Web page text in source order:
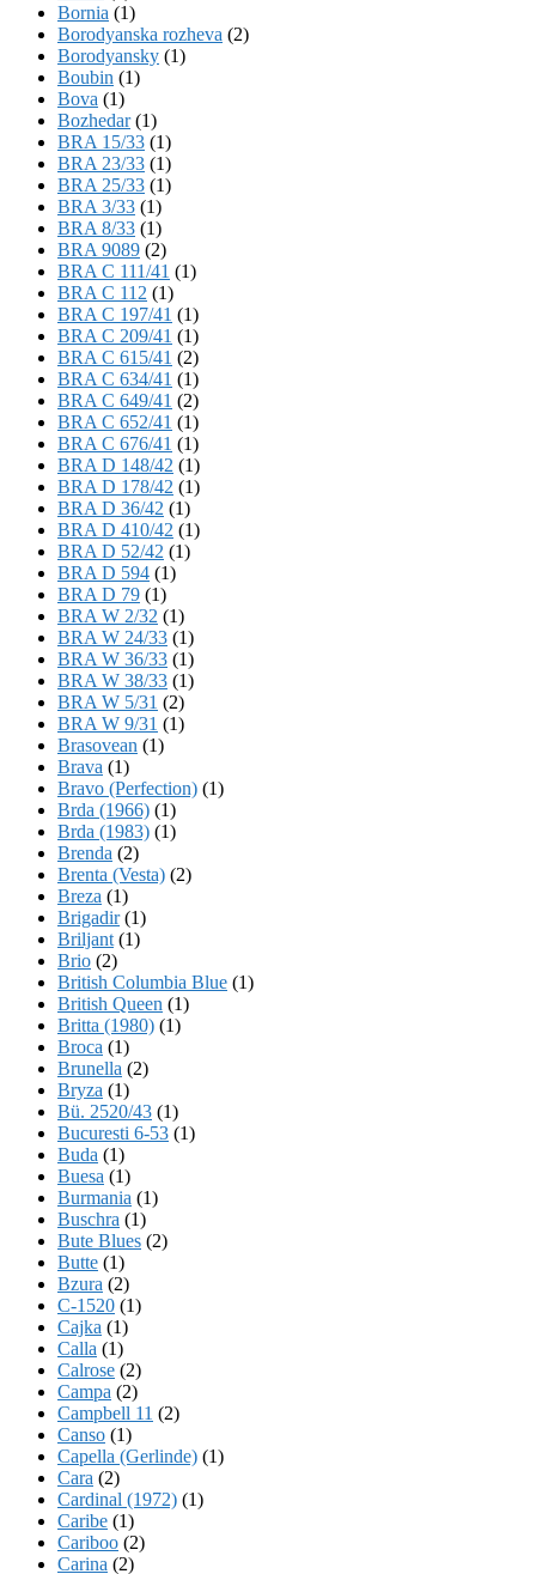
Bornia (1)
Borodyanska rozheva (2)
Borodyansky (1)
Boubin (1)
Bova (1)
Bozhedar(1)
BRA 15/33 (1)
BRA 23/33 (1)
BRA 25/33 (1)
BRA 3/33 (1)
BRA 8/33 (1)
BRA 9089 (2)
BRA C 111/41 (1)
BRA C 112 (1)
BRA C 197/41 (1)
BRA C 209/41 (1)
BRA C 615/41 (2)
BRA C 634/41 (1)
BRA C 649/41 (2)
BRA C 652/41 (1)
BRA C 676/41 (1)
BRA D 148/42 (1)
BRA D 178/42 (1)
BRA D 36/42 (1)
BRA D 410/42 (1)
BRA D 52/42 (1)
BRA D 594 (1)
BRA D 79 (1)
BRA W 2/32 (1)
BRA W 24/33 (1)
BRA W 36/33 (1)
BRA W 38/33 (1)
BRA W 5/31 (2)
BRA W 9/31 (1)
Brasovean (1)
Brava (1)
Bravo (Perfection) (1)
Brda (1966) (1)
Brda (1983) (1)
Brenda (2)
Brenta (Vesta) (2)
Breza (1)
Brigadir(1)
Briljant (1)
Brio (2)
British Columbia Blue (1)
British Queen (1)
Britta (1980) (1)
Broca (1)
Brunella (2)
Bryza (1)
Bü. 2520/43 (1)
Bucuresti 6-53 (1)
Buda (1)
Buesa (1)
Burmania (1)
Buschra (1)
Bute Blues (2)
Butte (1)
Bzura (2)
C-1520 (1)
Cajka (1)
Calla (1)
Calrose (2)
Campa (2)
Campbell 11 (2)
Canso (1)
Capella (Gerlinde) (1)
Cara (2)
Cardinal (1972) (1)
Caribe (1)
Cariboo (2)
Carina (2)